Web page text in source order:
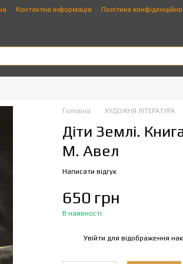
Контактна інформація Політика
Головна ХУДОЖНЯ ЛІТЕРАТУРА
Діти Землі.
М. Авел
Написати відгук
650 грн
В наявності
Увійти для відображення